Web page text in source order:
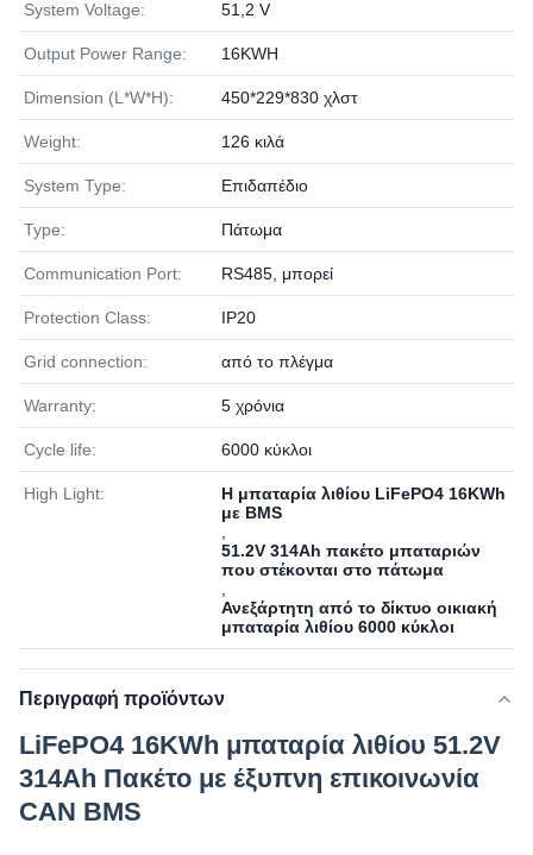
System Voltage: 51,2 V
Output Power Range: 16KWH
Dimension (L*W*H): 450*229*830 χλστ
Weight: 126 κιλά
System Type: Επιδαπέδιο
Type: Πάτωμα
Communication Port: RS485, μπορεί
Protection Class: IP20
Grid connection: από το πλέγμα
Warranty: 5 χρόνια
Cycle life: 6000 κύκλοι
High Light:
Η μπαταρία λιθίου LiFePO4 16KWh
με BMS
51.2V 314Ah πακέτο μπαταριών
που στέκονται στο πάτωμα
Ανεξάρτητη από το δίκτυο οικιακή
μπαταρία λιθίου 6000 κύκλοι
Περιγραφή προϊόντων
LiFePO4 16KWh μπαταρία λιθίου 51.2V
314Ah Πακέτο με έξυπνη επικοινωνία
CAN BMS